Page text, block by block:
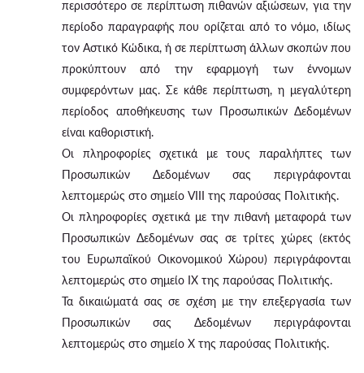
περισσότερο σε περίπτωση πιθανών αξιώσεων, για την
περίοδο παραγραφής που ορίζεται από το νόμο, ιδίως
τον Αστικό Κώδικα, ή σε περίπτωση άλλων σκοπών που
προκύπτουν από την εφαρμογή των έννομων
συμφερόντων μας. Σε κάθε περίπτωση, η μεγαλύτερη
περίοδος αποθήκευσης των Προσωπικών Δεδομένων
είναι καθοριστική.
Οι πληροφορίες σχετικά με τους παραλήπτες των
Προσωπικών Δεδομένων σας περιγράφονται
λεπτομερώς στο σημείο VIII της παρούσας Πολιτικής.
Οι πληροφορίες σχετικά με την πιθανή μεταφορά των
Προσωπικών Δεδομένων σας σε τρίτες χώρες (εκτός
του Ευρωπαϊκού Οικονομικού Χώρου) περιγράφονται
λεπτομερώς στο σημείο IX της παρούσας Πολιτικής.
Τα δικαιώματά σας σε σχέση με την επεξεργασία των
Προσωπικών σας Δεδομένων περιγράφονται
λεπτομερώς στο σημείο X της παρούσας Πολιτικής.